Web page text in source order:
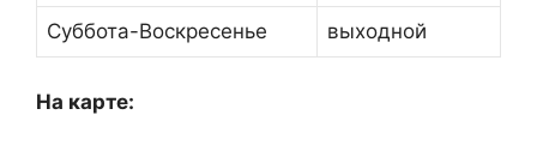
Суббота-Воскресенье выходной
На карте: